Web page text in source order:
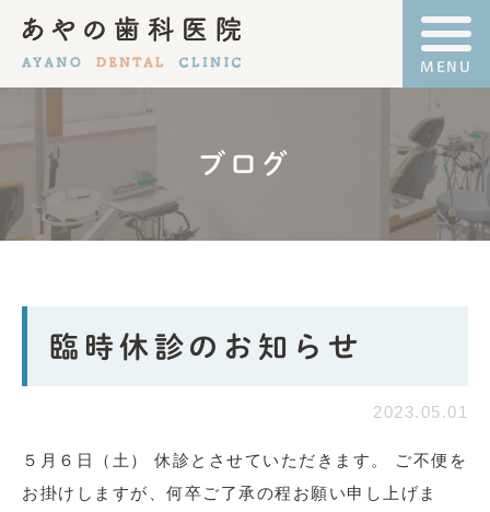
ブログ
臨時休診のお知らせ
2023.05.01
５月６日（土） 休診とさせていただきます。 ご不便を
お掛けしますが、何卒ご了承の程お願い申し上げま